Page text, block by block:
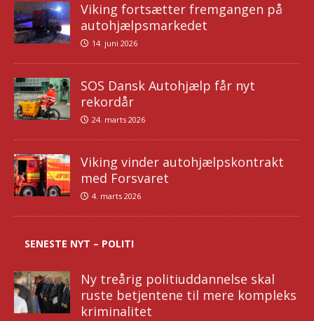
Viking fortsætter fremgangen på
autohjælpsmarkedet
14. juni 2026
SOS Dansk Autohjælp får nyt
rekordår
24. marts 2026
Viking vinder autohjælpskontrakt
med Forsvaret
4. marts 2026
SENESTE NYT – POLITI
Ny treårig politiuddannelse skal
ruste betjentene til mere kompleks
kriminalitet